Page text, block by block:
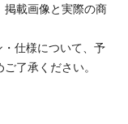
載画像と実際の商
仕様について、予
了承ください。